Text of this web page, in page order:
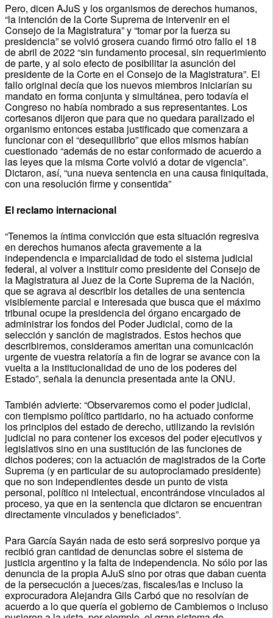
Pero, dicen AJuS y los organismos de derechos humanos,
“la intención de la Corte Suprema de intervenir en el
Consejo de la Magistratura” y “tomar por la fuerza su
presidencia” se volvió grosera cuando firmó otro fallo el 18
de abril de 2022 “sin fundamento procesal, sin requerimiento
de parte, y al solo efecto de posibilitar la asunción del
presidente de la Corte en el Consejo de la Magistratura”. El
fallo original decía que los nuevos miembros iniciarían su
mandato en forma conjunta y simultánea, pero todavía el
Congreso no había nombrado a sus representantes. Los
cortesanos dijeron que para que no quedara paralizado el
organismo entonces estaba justificado que comenzara a
funcionar con el “desequilibrio” que ellos mismos habían
cuestionado “además de no estar conformado de acuerdo a
las leyes que la misma Corte volvió a dotar de vigencia”.
Dictaron, así, “una nueva sentencia en una causa finiquitada,
con una resolución firme y consentida”
El reclamo internacional
“Tenemos la íntima convicción que esta situación regresiva
en derechos humanos afecta gravemente a la
independencia e imparcialidad de todo el sistema judicial
federal, al volver a instituir como presidente del Consejo de
la Magistratura al Juez de la Corte Suprema de la Nación,
que se agrava al describir los detalles de una sentencia
visiblemente parcial e interesada que busca que el máximo
tribunal ocupe la presidencia del órgano encargado de
administrar los fondos del Poder Judicial, como de la
selección y sanción de magistrados. Estos hechos que
describiremos, consideramos ameritan una comunicación
urgente de vuestra relatoría a fin de lograr se avance con la
vuelta a la institucionalidad de uno de los poderes del
Estado”, señala la denuncia presentada ante la ONU.
También advierte: “Observaremos como el poder judicial,
con tiempismo político partidario, no ha actuado conforme
los principios del estado de derecho, utilizando la revisión
judicial no para contener los excesos del poder ejecutivos y
legislativos sino en una sustitución de las funciones de
dichos poderes; con la actuación de magistrados de la Corte
Suprema (y en particular de su autoproclamado presidente)
que no son independientes desde un punto de vista
personal, político ni intelectual, encontrándose vinculados al
proceso, ya que en la sentencia que dictaron se encuentran
directamente vinculados y beneficiados”.
Para García Sayán nada de esto será sorpresivo porque ya
recibió gran cantidad de denuncias sobre el sistema de
justicia argentino y la falta de independencia. No sólo por las
denuncia de la propia AJuS sino por otras que daban cuenta
de la persecución a jueces/zas, fiscales/las e incluso la
exprocuradora Alejandra Gils Carbó que no resolvían de
acuerdo a lo que quería el gobierno de Cambiemos o incluso